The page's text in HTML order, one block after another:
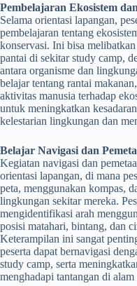
Pembelajaran Ekosistem
Selama orientasi lapangan,
pembelajaran tentang
konservasi. Ini bisa
pantai di sekitar study camp,
antara organisme dan
belajar tentang rantai
aktivitas manusia terhadap
untuk meningkatkan
kelestarian lingkungan dan
Belajar Navigasi dan
Kegiatan navigasi dan
orientasi lapangan, di mana
peta, menggunakan kompas,
lingkungan sekitar mereka.
mengidentifikasi arah
posisi matahari, bintang, dan
Keterampilan ini sangat
peserta dapat bernavigasi
study camp, serta
menghadapi tantangan di alam